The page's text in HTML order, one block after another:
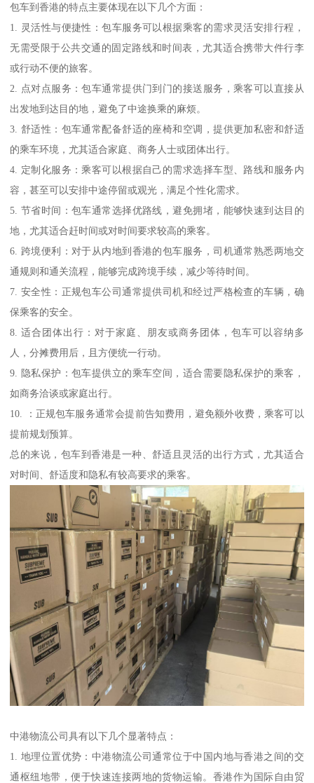
包车到香港的特点主要体现在以下几个方面：
1. 灵活性与便捷性：包车服务可以根据乘客的需求灵活安排行程，
无需受限于公共交通的固定路线和时间表，尤其适合携带大件行李
或行动不便的旅客。
2. 点对点服务：包车通常提供门到门的接送服务，乘客可以直接从
出发地到达目的地，避免了中途换乘的麻烦。
3. 舒适性：包车通常配备舒适的座椅和空调，提供更加私密和舒适
的乘车环境，尤其适合家庭、商务人士或团体出行。
4. 定制化服务：乘客可以根据自己的需求选择车型、路线和服务内
容，甚至可以安排中途停留或观光，满足个性化需求。
5. 节省时间：包车通常选择优路线，避免拥堵，能够快速到达目的
地，尤其适合赶时间或对时间要求较高的乘客。
6. 跨境便利：对于从内地到香港的包车服务，司机通常熟悉两地交
通规则和通关流程，能够完成跨境手续，减少等待时间。
7. 安全性：正规包车公司通常提供司机和经过严格检查的车辆，确
保乘客的安全。
8. 适合团体出行：对于家庭、朋友或商务团体，包车可以容纳多
人，分摊费用后，且方便统一行动。
9. 隐私保护：包车提供立的乘车空间，适合需要隐私保护的乘客，
如商务洽谈或家庭出行。
10. ：正规包车服务通常会提前告知费用，避免额外收费，乘客可以
提前规划预算。
总的来说，包车到香港是一种、舒适且灵活的出行方式，尤其适合
对时间、舒适度和隐私有较高要求的乘客。
中港物流公司具有以下几个显著特点：
1. 地理位置优势：中港物流公司通常位于中国内地与香港之间的交
通枢纽地带，便于快速连接两地的货物运输。香港作为国际自由贸